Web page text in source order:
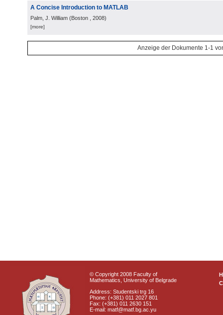
A Concise Introduction to MATLAB
Palm, J. William (Boston , 2008)
[more]
Anzeige der Dokumente 1-1
© Copyright 2008 Faculty of
Mathematics, University of Belgrade
Address: Studentski trg 16
Phone: (+381) 011 2027 801
Fax: (+381) 011 2630 151
E-mail: matf@matf.bg.ac.yu